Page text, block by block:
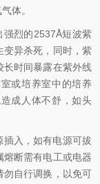
体。
烈的2537Å短波紫
变异杀死，同时，紫
长时间暴露在紫外线
或培养室中的培养
成人体不舒，如头
入，如有电源可拔
断需有电工或电器
勿自行调换，以免可